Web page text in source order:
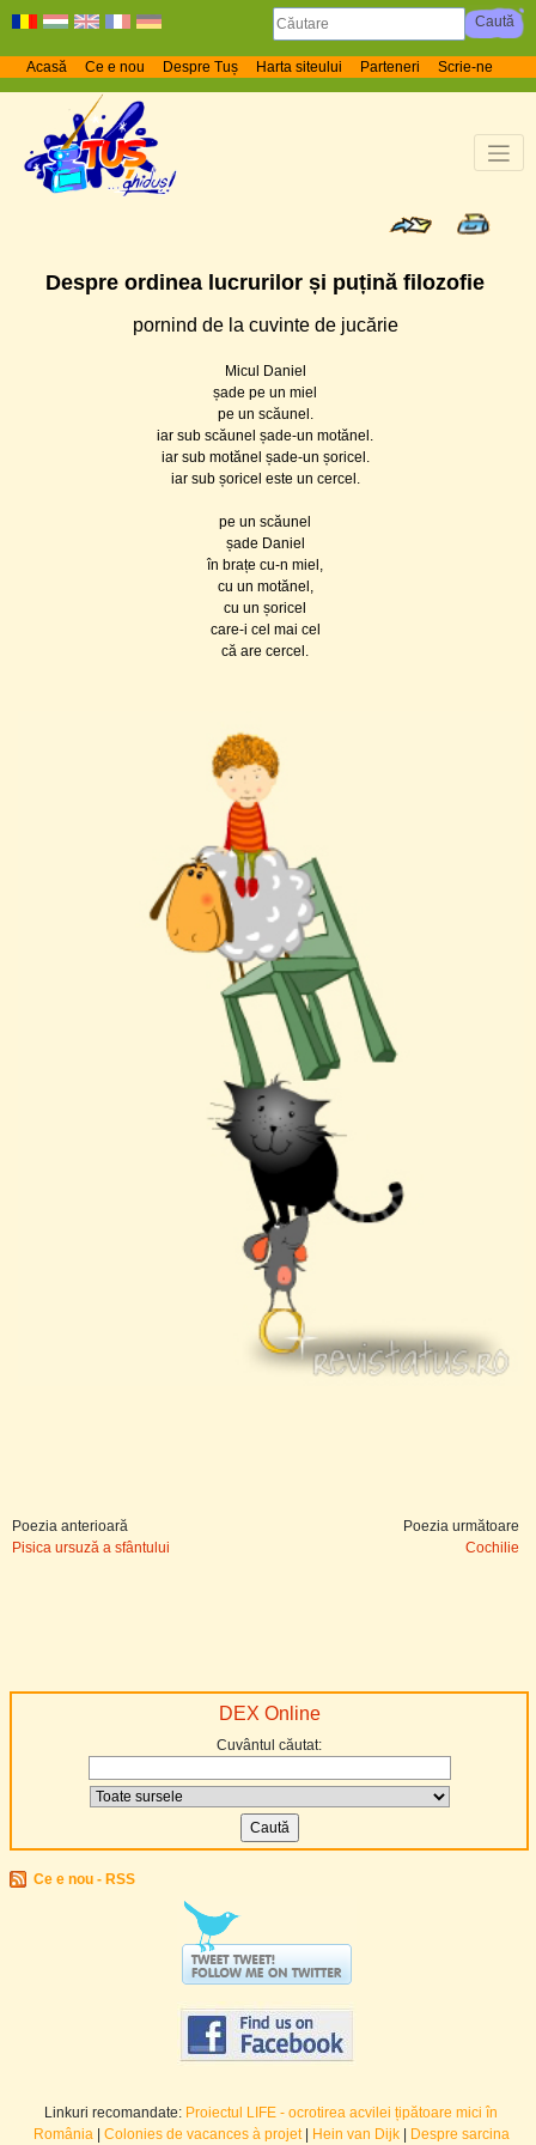
Acasă Ce e nou Despre Tuș Harta siteului Parteneri Scrie-ne
DEX Online
Cuvântul căutat:
Ce e nou - RSS
Despre ordinea lucrurilor și puțină filozofie
pornind de la cuvinte de jucărie
Micul Daniel
șade pe un miel
pe un scăunel.
iar sub scăunel șade-un motănel.
iar sub motănel șade-un șoricel.
iar sub șoricel este un cercel.
pe un scăunel
șade Daniel
în brațe cu-n miel,
cu un motănel,
cu un șoricel
care-i cel mai cel
că are cercel.
Poezia anterioară
Pisica ursuză a sfântului
Poezia următoare
Cochilie
Linkuri recomandate: Proiectul LIFE - ocrotirea acvilei țipătoare mici în
România| Colonies de vacances à projet| Hein van Dijk| Despre sarcina